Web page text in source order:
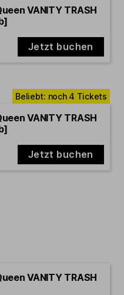
VANITY TRASH
Jetzt buchen
VANITY TRASH
Jetzt buchen
VANITY TRASH